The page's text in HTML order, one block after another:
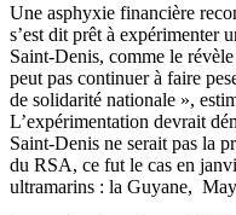
Une asphyxie financière
s’est dit prêt à expérimenter
Saint-Denis, comme le révèle
peut pas continuer à faire
de solidarité nationale »,
L’expérimentation devrait
Saint-Denis ne serait pas la
du RSA, ce fut le cas en
ultramarins : la Guyane,